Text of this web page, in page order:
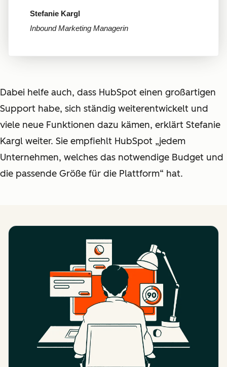
Stefanie Kargl
Inbound Marketing Managerin
Dabei helfe auch, dass HubSpot einen großartigen
Support habe, sich ständig weiterentwickelt und
viele neue Funktionen dazu kämen, erklärt Stefanie
Kargl weiter. Sie empfiehlt HubSpot „jedem
Unternehmen, welches das notwendige Budget und
die passende Größe für die Plattform“ hat.